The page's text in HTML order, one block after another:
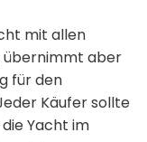
mit allen
übernimmt aber
für den
Käufer sollte
Yacht im